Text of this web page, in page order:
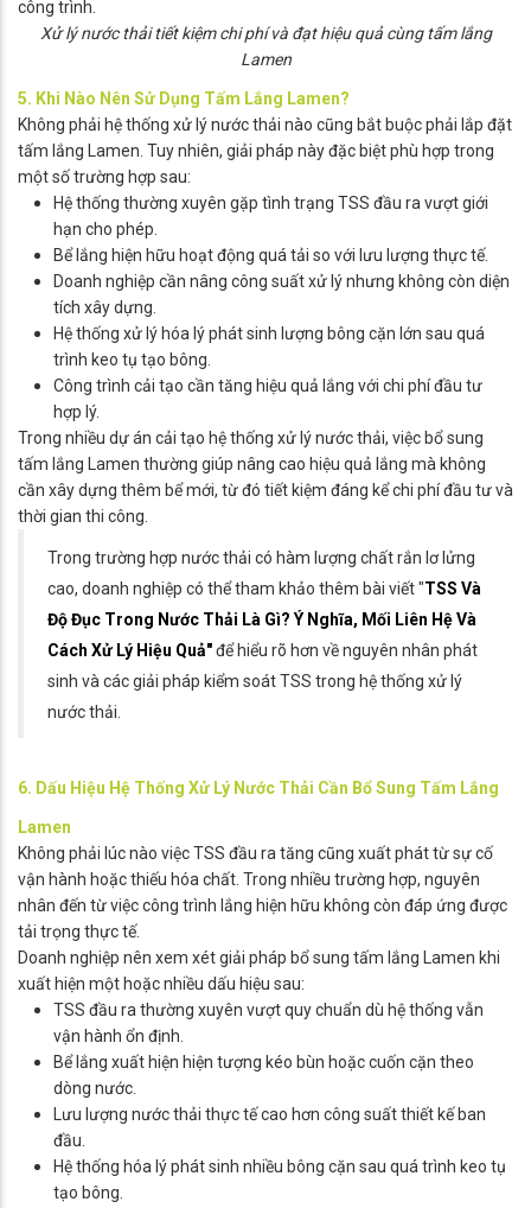
công trình.
Xử lý nước thải tiết kiệm chi phí và đạt hiệu quả cùng tấm lắng
Lamen
5. Khi Nào Nên Sử Dụng Tấm Lắng Lamen?
Không phải hệ thống xử lý nước thải nào cũng bắt buộc phải lắp đặt
tấm lắng Lamen. Tuy nhiên, giải pháp này đặc biệt phù hợp trong
một số trường hợp sau:
Hệ thống thường xuyên gặp tình trạng TSS đầu ra vượt giới
hạn cho phép.
Bể lắng hiện hữu hoạt động quá tải so với lưu lượng thực tế.
Doanh nghiệp cần nâng công suất xử lý nhưng không còn diện
tích xây dựng.
Hệ thống xử lý hóa lý phát sinh lượng bông cặn lớn sau quá
trình keo tụ tạo bông.
Công trình cải tạo cần tăng hiệu quả lắng với chi phí đầu tư
hợp lý.
Trong nhiều dự án cải tạo hệ thống xử lý nước thải, việc bổ sung
tấm lắng Lamen thường giúp nâng cao hiệu quả lắng mà không
cần xây dựng thêm bể mới, từ đó tiết kiệm đáng kể chi phí đầu tư và
thời gian thi công.
Trong trường hợp nước thải có hàm lượng chất rắn lơ lửng
cao, doanh nghiệp có thể tham khảo thêm bài viết "TSS Và
Độ Đục Trong Nước Thải Là Gì? Ý Nghĩa, Mối Liên Hệ Và
Cách Xử Lý Hiệu Quả"để hiểu rõ hơn về nguyên nhân phát
sinh và các giải pháp kiểm soát TSS trong hệ thống xử lý
nước thải.
6. Dấu Hiệu Hệ Thống Xử Lý Nước Thải Cần Bổ Sung Tấm Lắng
Lamen
Không phải lúc nào việc TSS đầu ra tăng cũng xuất phát từ sự cố
vận hành hoặc thiếu hóa chất. Trong nhiều trường hợp, nguyên
nhân đến từ việc công trình lắng hiện hữu không còn đáp ứng được
tải trọng thực tế.
Doanh nghiệp nên xem xét giải pháp bổ sung tấm lắng Lamen khi
xuất hiện một hoặc nhiều dấu hiệu sau:
TSS đầu ra thường xuyên vượt quy chuẩn dù hệ thống vẫn
vận hành ổn định.
Bể lắng xuất hiện hiện tượng kéo bùn hoặc cuốn cặn theo
dòng nước.
Lưu lượng nước thải thực tế cao hơn công suất thiết kế ban
đầu.
Hệ thống hóa lý phát sinh nhiều bông cặn sau quá trình keo tụ
tạo bông.